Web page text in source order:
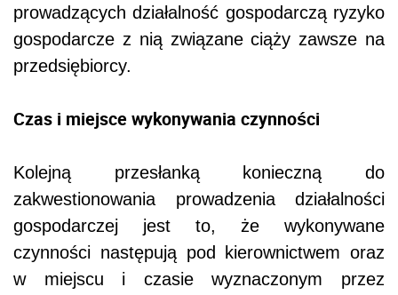
prowadzących działalność gospodarczą ryzyko
gospodarcze z nią związane ciąży zawsze na
przedsiębiorcy.
Czas i miejsce wykonywania czynności
Kolejną przesłanką konieczną do
zakwestionowania prowadzenia działalności
gospodarczej jest to, że wykonywane
czynności następują pod kierownictwem oraz
w miejscu i czasie wyznaczonym przez